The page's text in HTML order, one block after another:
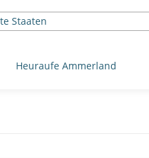
Staaten
Heuraufe Ammerland